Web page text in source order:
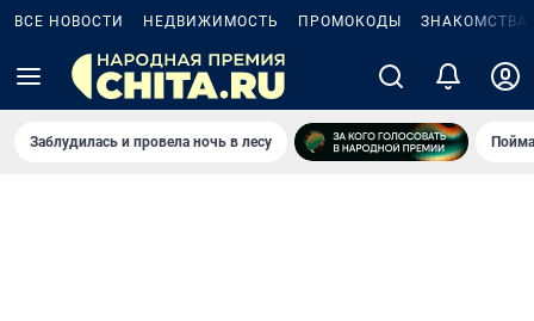
ВСЕ НОВОСТИ НЕДВИЖИМОСТЬ ПРОМОКОДЫ ЗНАКОМСТВА
Заблудилась и провела ночь в лесу